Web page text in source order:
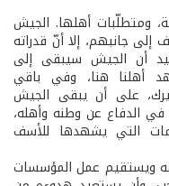
ومتطلّبات أهلها. الجيش
جانبهم، إلا أنّ قدراته
أن الجيش سيبقى إلى
أهلنا هنا، وفي باقي
على أن يبقى الجيش
الدفاع عن وطنه وأهله،
التي يشهدها للأسف
ويستقيم عمل المؤسسات